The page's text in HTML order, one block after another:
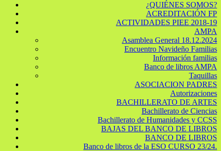
¿QUIÉNES SOMOS?
ACREDITACIÓN FP
ACTIVIDADES PIEE 2018-19
AMPA
Asamblea General 18.12.2024
Encuentro Navideño Familias
Información familias
Banco de libros AMPA
Taquillas
ASOCIACION PADRES
Autorizaciones
BACHILLERATO DE ARTES
Bachillerato de Ciencias
Bachillerato de Humanidades y CCSS
BAJAS DEL BANCO DE LIBROS
BANCO DE LIBROS
Banco de libros de la ESO CURSO 23/24.